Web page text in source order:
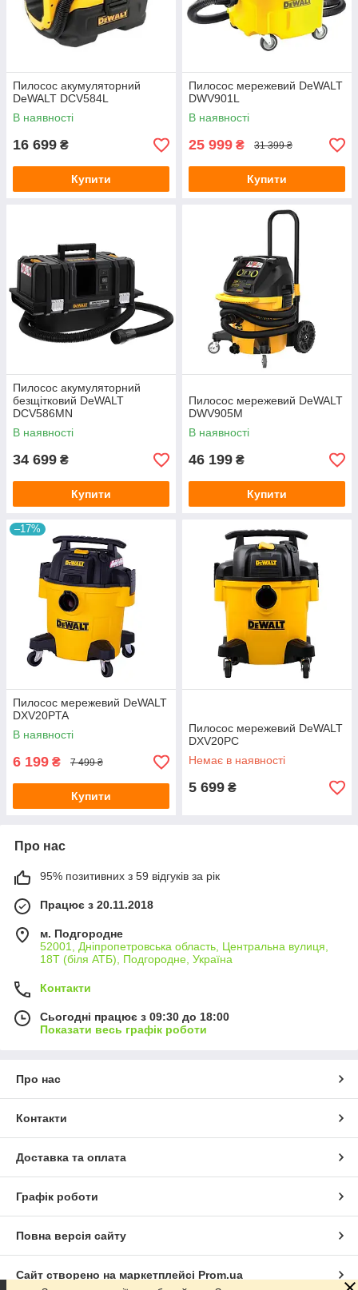
Пилосос акумуляторний
DeWALT DCV584L
В наявності
16 699 ₴
Купити
Пилосос мережевий DeWALT
DWV901L
В наявності
25 999 ₴ 31 399 ₴
Купити
Пилосос акумуляторний
безщітковий DeWALT
DCV586MN
В наявності
34 699 ₴
Купити
Пилосос мережевий DeWALT
DWV905M
В наявності
46 199 ₴
Купити
–17%
Пилосос мережевий DeWALT
DXV20PTA
В наявності
6 199 ₴ 7 499 ₴
Купити
Пилосос мережевий DeWALT
DXV20PC
Немає в наявності
5 699 ₴
Про нас
95% позитивних з 59 відгуків за рік
Працює з 20.11.2018
м. Подгородне
52001, Дніпропетровська область, Центральна вулиця,
18Т (біля АТБ), Подгородне, Україна
Контакти
Сьогодні працює з 09:30 до 18:00
Показати весь графік роботи
Про нас
Контакти
Доставка та оплата
Графік роботи
Повна версія сайту
Сайт створено на маркетплейсі Prom.ua